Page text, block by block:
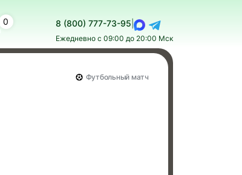
0 8 (800) 777-73-95
Ежедневно с 09:00 до 20:00 Мск
Футбольный матч